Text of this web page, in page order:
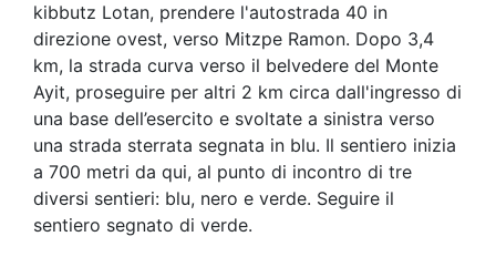
kibbutz Lotan, prendere l'autostrada 40 in
direzione ovest, verso Mitzpe Ramon. Dopo 3,4
km, la strada curva verso il belvedere del Monte
Ayit, proseguire per altri 2 km circa dall'ingresso di
una base dell’esercito e svoltate a sinistra verso
una strada sterrata segnata in blu. Il sentiero inizia
a 700 metri da qui, al punto di incontro di tre
diversi sentieri: blu, nero e verde. Seguire il
sentiero segnato di verde.